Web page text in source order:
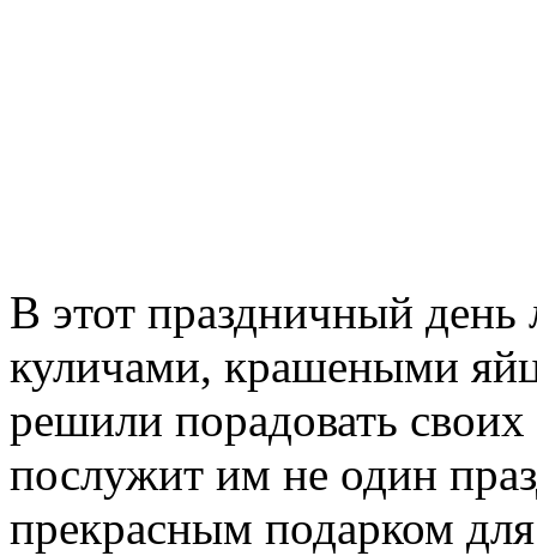
В этот праздничный
куличами, крашеными
решили порадовать
послужит им не один
прекрасным подарком